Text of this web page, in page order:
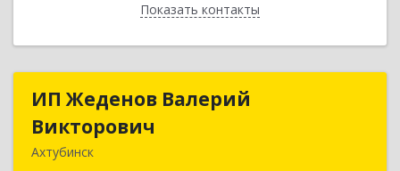
Показать контакты
Назад
ИП Жеденов Валерий
Викторович
Ахтубинск
ИП Жеденов Валерий